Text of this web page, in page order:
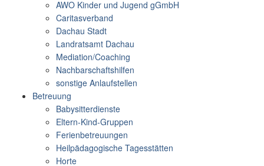
AWO Kinder und Jugend gGmbH
Caritasverband
Dachau Stadt
Landratsamt Dachau
Mediation/Coaching
Nachbarschaftshilfen
sonstige Anlaufstellen
Betreuung
Babysitterdienste
Eltern-Kind-Gruppen
Ferienbetreuungen
Heilpädagogische Tagesstätten
Horte